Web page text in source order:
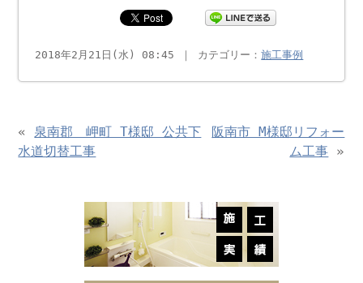
2018年2月21日(水) 08:45 ｜ カテゴリー：施工事例
« 泉南郡 岬町 T様邸 公共下
水道切替工事
阪南市 M様邸リフォー
ム工事 »